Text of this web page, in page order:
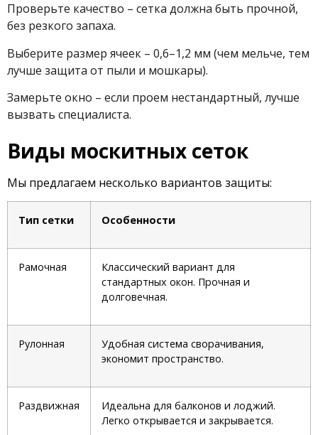
Проверьте качество – сетка должна быть прочной,
без резкого запаха.
Выберите размер ячеек – 0,6–1,2 мм (чем мельче, тем
лучше защита от пыли и мошкары).
Замерьте окно – если проем нестандартный, лучше
вызвать специалиста.
Виды москитных сеток
Мы предлагаем несколько вариантов защиты:
Тип сетки Особенности
Рамочная
Классический вариант для
стандартных окон. Прочная и
долговечная.
Рулонная
Удобная система сворачивания,
экономит пространство.
Раздвижная
Идеальна для балконов и лоджий.
Легко открывается и закрывается.